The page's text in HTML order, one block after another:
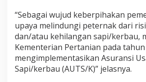
“Sebagai wujud keberpihakan
upaya melindungi peternak dari
dan/atau kehilangan sapi/kerbau,
Kementerian Pertanian pada tahun
mengimplementasikan Asuransi
Sapi/kerbau (AUTS/K)” jelasnya.